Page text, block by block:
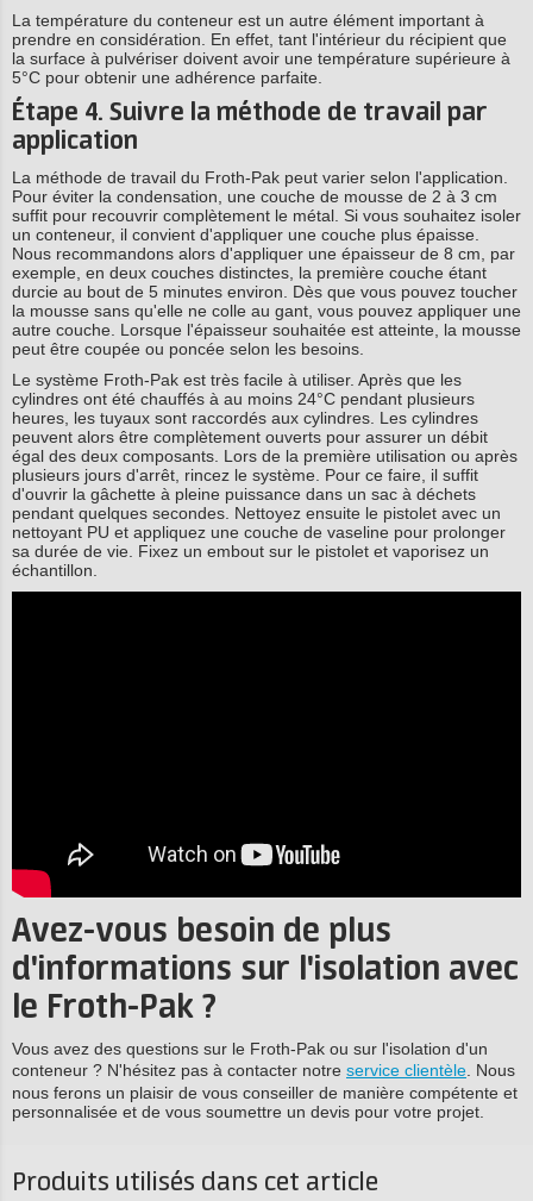
La température du conteneur est un autre élément important à
prendre en considération. En effet, tant l'intérieur du récipient que
la surface à pulvériser doivent avoir une température supérieure à
5°C pour obtenir une adhérence parfaite.
Étape 4. Suivre la méthode de travail par
application
La méthode de travail du Froth-Pak peut varier selon l'application.
Pour éviter la condensation, une couche de mousse de 2 à 3 cm
suffit pour recouvrir complètement le métal. Si vous souhaitez isoler
un conteneur, il convient d'appliquer une couche plus épaisse.
Nous recommandons alors d'appliquer une épaisseur de 8 cm, par
exemple, en deux couches distinctes, la première couche étant
durcie au bout de 5 minutes environ. Dès que vous pouvez toucher
la mousse sans qu'elle ne colle au gant, vous pouvez appliquer une
autre couche. Lorsque l'épaisseur souhaitée est atteinte, la mousse
peut être coupée ou poncée selon les besoins.
Le système Froth-Pak est très facile à utiliser. Après que les
cylindres ont été chauffés à au moins 24°C pendant plusieurs
heures, les tuyaux sont raccordés aux cylindres. Les cylindres
peuvent alors être complètement ouverts pour assurer un débit
égal des deux composants. Lors de la première utilisation ou après
plusieurs jours d'arrêt, rincez le système. Pour ce faire, il suffit
d'ouvrir la gâchette à pleine puissance dans un sac à déchets
pendant quelques secondes. Nettoyez ensuite le pistolet avec un
nettoyant PU et appliquez une couche de vaseline pour prolonger
sa durée de vie. Fixez un embout sur le pistolet et vaporisez un
échantillon.
Avez-vous besoin de plus
d'informations sur l'isolation avec
le Froth-Pak ?
Vous avez des questions sur le Froth-Pak ou sur l'isolation d'un
conteneur ? N'hésitez pas à contacter notre service clientèle. Nous
nous ferons un plaisir de vous conseiller de manière compétente et
personnalisée et de vous soumettre un devis pour votre projet.
Produits utilisés dans cet article